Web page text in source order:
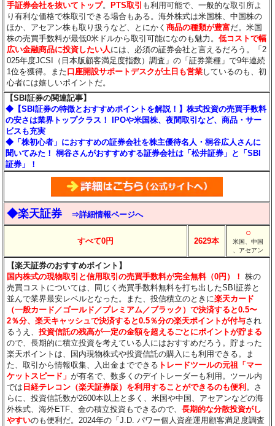
手証券会社を抜いてトップ。 PTS取引 も利用可能で、一般的な取引所よ
り有利な価格で株取引できる場合もある。海外株式は米国株、中国株の
ほか、アセアン株も取り扱うなど、とにかく商品の種類が豊富だ。米国
株の売買手数料が最低0米ドルから取引可能になのも魅力。低コストで幅
広い金融商品に投資したい人には、必須の証券会社と言えるだろう。「2
025年度JCSI（日本版顧客満足度指数）調査」の「証券業種」で9年連続
1位を獲得。また口座開設サポートデスクが土日も営業しているのも、初
心者には嬉しいポイントだ。
【SBI証券の関連記事】
◆【SBI証券の特徴とおすすめポイントを解説！】株式投資の売買手数料
の安さは業界トップクラス！ IPOや米国株、夜間取引など、商品・サー
ビスも充実
◆「株初心者」におすすめの証券会社を株主優待名人・桐谷広人さんに
聞いてみた！ 桐谷さんがおすすめする証券会社は「松井証券」と「SBI
証券」！
◆楽天証券 ⇒詳細情報ページへ
すべて0円 2629本
○
米国、中国
、アセアン
【楽天証券のおすすめポイント】
国内株式の現物取引と信用取引の売買手数料が完全無料（0円）！ 株の
売買コストについては、同じく売買手数料無料を打ち出したSBI証券と
並んで業界最安レベルとなった。また、投信積立のときに楽天カード
（一般カード／ゴールド／プレミアム／ブラック）で決済すると0.5〜
2％分、楽天キャッシュで決済すると0.5％分の楽天ポイントが付与され
るうえ、投資信託の残高が一定の金額を超えるごとにポイントが貯まる
ので、長期的に積立投資を考えている人にはおすすめだろう。貯まった
楽天ポイントは、国内現物株式や投資信託の購入にも利用できる。ま
た、取引から情報収集、入出金までできる トレードツールの元祖「マー
ケットスピード」が有名で、数多くのデイトレーダーも利用。ツール内
では 日経テレコン（楽天証券版）を利用することができるのも便利 。さ
らに、投資信託数が2600本以上と多く、米国や中国、アセアンなどの海
外株式、海外ETF、金の積立投資もできるので、長期的な分散投資がし
やすいのも便利だ。2024年の「J.D. パワー個人資産運用顧客満足度調査